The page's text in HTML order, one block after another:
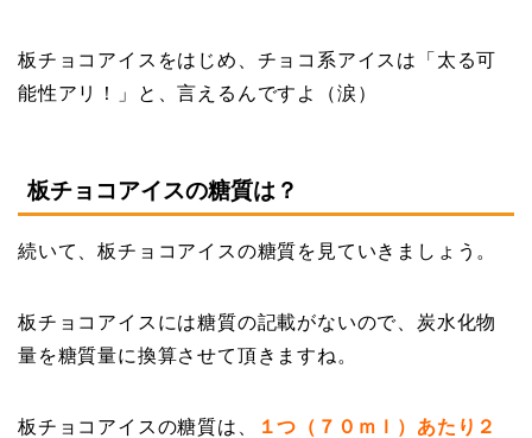
板チョコアイスをはじめ、チョコ系アイスは「太る可
能性アリ！」と、言えるんですよ（涙）
板チョコアイスの糖質は？
続いて、板チョコアイスの糖質を見ていきましょう。
板チョコアイスには糖質の記載がないので、炭水化物
量を糖質量に換算させて頂きますね。
板チョコアイスの糖質は、
１つ（７０ｍｌ）あたり２